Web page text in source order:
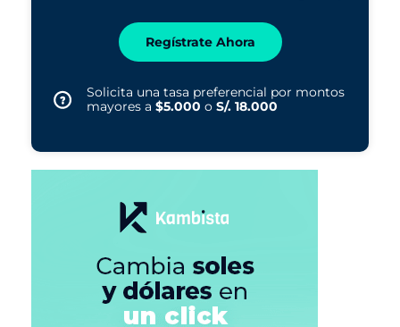
Regístrate Ahora
Solicita una tasa preferencial por montos
mayores a $5.000 o S/. 18.000